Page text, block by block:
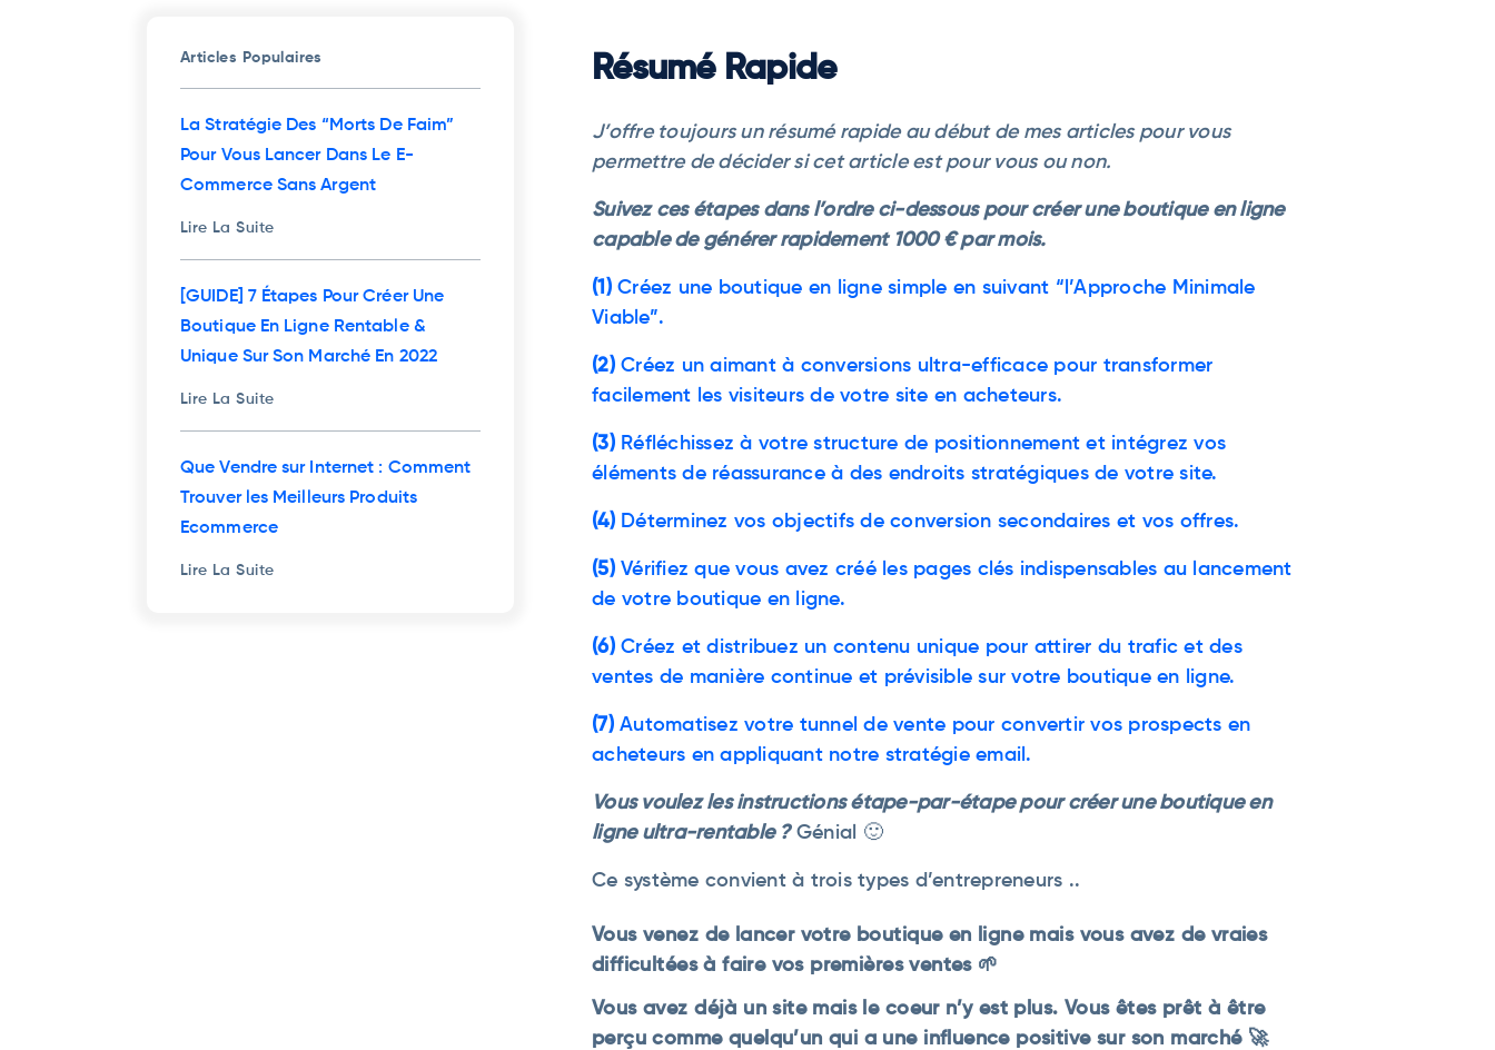
Articles Populaires
La Stratégie Des “Morts De Faim”
Pour Vous Lancer Dans Le E-
Commerce Sans Argent
Lire La Suite
[GUIDE] 7 Étapes Pour Créer Une
Boutique En Ligne Rentable &
Unique Sur Son Marché En 2022
Lire La Suite
Que Vendre sur Internet : Comment
Trouver les Meilleurs Produits
Ecommerce
Lire La Suite
Résumé Rapide
J’offre toujours un résumé rapide au début de mes articles pour vous
permettre de décider si cet article est pour vous ou non.
Suivez ces étapes dans l’ordre ci-dessous pourcréer une boutique en ligne
capable de générer rapidement 1000 € par mois.
(1)Créez une boutique en ligne simple en suivant “l’Approche Minimale
Viable”.
(2)Créez un aimant à conversions ultra-efficace pour transformer
facilement les visiteurs de votre site en acheteurs.
(3)Réfléchissez à votre structure de positionnement et intégrez vos
éléments de réassurance à des endroits stratégiques de votre site.
(4)Déterminez vos objectifs de conversion secondaires et vos offres.
(5)Vérifiez que vous avez créé les pages clés indispensables au lancement
de votre boutique en ligne.
(6)Créez et distribuez un contenu unique pour attirer du trafic et des
ventes de manière continue et prévisible sur votre boutique en ligne.
(7)Automatisez votre tunnel de vente pour convertir vos prospects en
acheteurs en appliquant notre stratégie email.
Vous voulez les instructions étape-par-étape pourcréer une boutique en
ligne ultra-rentable ? Génial 🙂
Ce système convient à trois types d’entrepreneurs ..
Vous venez de lancer votre boutique en ligne mais vous avez de vraies
difficultées à faire vos premières ventes 🌱
Vous avez déjà un site mais le coeur n’y est plus. Vous êtes prêt à être
perçu comme quelqu’un qui a une influence positive sur son marché 🚀